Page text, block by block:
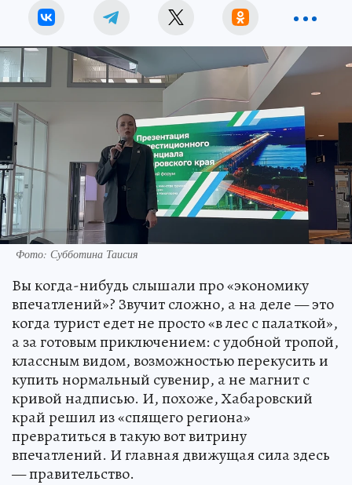
Фото: Субботина Таисия
Вы когда-нибудь слышали про «экономику
впечатлений»? Звучит сложно, а на деле — это
когда турист едет не просто «в лес с палаткой»,
а за готовым приключением: с удобной тропой,
классным видом, возможностью перекусить и
купить нормальный сувенир, а не магнит с
кривой надписью. И, похоже, Хабаровский
край решил из «спящего региона»
превратиться в такую вот витрину
впечатлений. И главная движущая сила здесь
— правительство.